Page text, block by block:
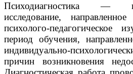
Психодиагностика —
исследование,
психолого-педагогическое
период обучения,
индивидуально-
причин возникновения